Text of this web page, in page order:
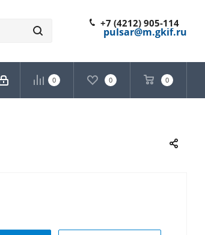
+7 (4212) 905-114
pulsar@m.gkif.ru
0 0 0